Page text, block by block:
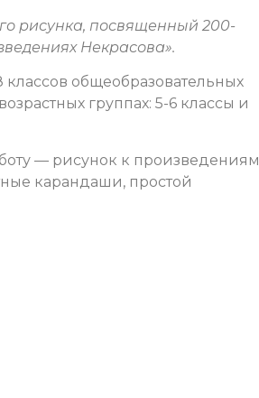
рисунка, посвященный 200-
Некрасова».
общеобразовательных
группах: 5-6 классы и
— рисунок к произведениям
карандаши, простой